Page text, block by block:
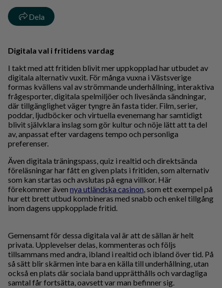
Dela
Digitala val i fritidens vardag
I takt med att fritiden blivit mer uppkopplad har utbudet av
digitala alternativ vuxit. För många vuxna i Västsverige
formas kvällens val av strömmande underhållning, interaktiva
frågesporter, digitala spelmiljöer och livesända sändningar,
där tillgänglighet väger tyngre än fasta tider. Film, serier,
poddar, ljudböcker och virtuella evenemang har samtidigt
blivit självklara inslag som gör kultur och nöje lätt att ta del
av, anpassat efter vardagens tempo och personliga
preferenser.
Även digitala träningspass, quiz i realtid och direktsända
föreläsningar har fått en given plats i fritiden, som alternativ
som kan startas och avslutas på egna villkor. Här
förekommer även nya utländska casinon, som ett exempel på
hur ett brett utbud kombineras med snabb och enkel tillgång
inom dagens uppkopplade fritid.
Gemensamt för dessa digitala val är att de sällan är helt
privata. Upplevelser delas, kommenteras och följs
tillsammans med andra, ibland i realtid och ibland över tid. På
så sätt blir skärmen inte bara en källa till underhållning, utan
också en plats där sociala band upprätthålls och vardagliga
samtal får fortsätta, oavsett var man befinner sig.